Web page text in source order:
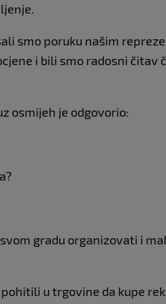
smo poruku našim
i bili smo radosni čitav
osmijeh je odgovorio:
gradu organizovati i
u trgovine da kupe